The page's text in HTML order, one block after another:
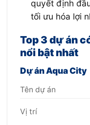
quyết định
tối ưu hóa lợi
Top 3 dự án
nổi bật nhất
Dự án Aqua City
Tên dự án
Vị trí